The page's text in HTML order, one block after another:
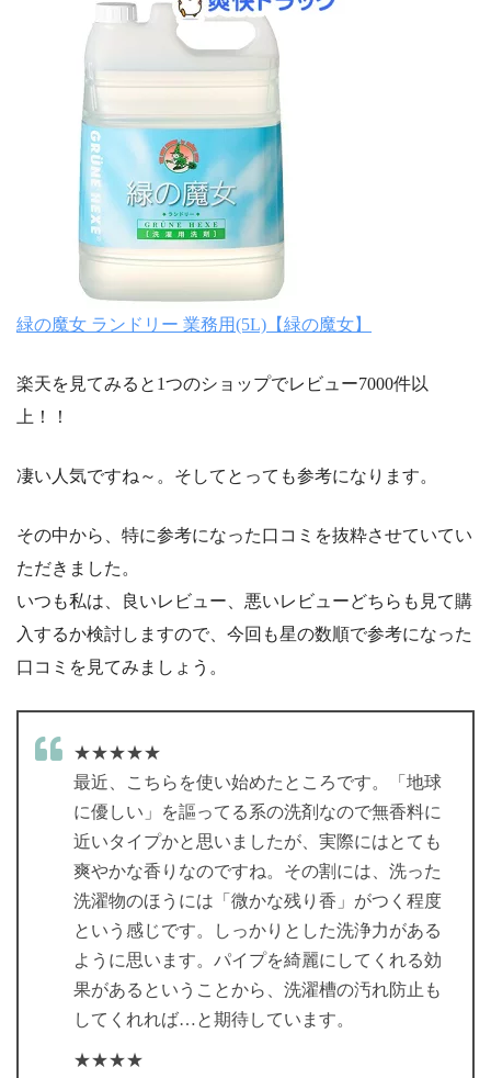
緑の魔女 ランドリー 業務用(5L)【緑の魔女】
楽天を見てみると1つのショップでレビュー7000件以
上！！
凄い人気ですね～。そしてとっても参考になります。
その中から、特に参考になった口コミを抜粋させていてい
ただきました。
いつも私は、良いレビュー、悪いレビューどちらも見て購
入するか検討しますので、今回も星の数順で参考になった
口コミを見てみましょう。
★★★★★
最近、こちらを使い始めたところです。「地球
に優しい」を謳ってる系の洗剤なので無香料に
近いタイプかと思いましたが、実際にはとても
爽やかな香りなのですね。その割には、洗った
洗濯物のほうには「微かな残り香」がつく程度
という感じです。しっかりとした洗浄力がある
ように思います。パイプを綺麗にしてくれる効
果があるということから、洗濯槽の汚れ防止も
してくれれば…と期待しています。
★★★★